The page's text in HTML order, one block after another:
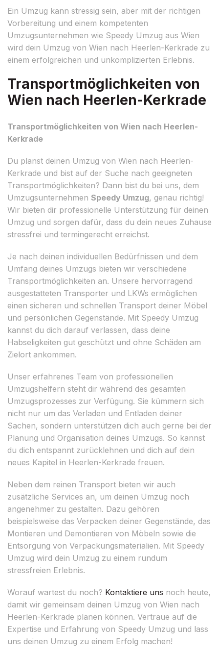
Ein Umzug kann stressig sein, aber mit der richtigen
Vorbereitung und einem kompetenten
Umzugsunternehmen wie Speedy Umzug aus Wien
wird dein Umzug von Wien nach Heerlen-Kerkrade zu
einem erfolgreichen und unkomplizierten Erlebnis.
Transportmöglichkeiten von
Wien nach Heerlen-Kerkrade
Transportmöglichkeiten von Wien nach Heerlen-
Kerkrade
Du planst deinen Umzug von Wien nach Heerlen-
Kerkrade und bist auf der Suche nach geeigneten
Transportmöglichkeiten? Dann bist du bei uns, dem
Umzugsunternehmen Speedy Umzug, genau richtig!
Wir bieten dir professionelle Unterstützung für deinen
Umzug und sorgen dafür, dass du dein neues Zuhause
stressfrei und termingerecht erreichst.
Je nach deinen individuellen Bedürfnissen und dem
Umfang deines Umzugs bieten wir verschiedene
Transportmöglichkeiten an. Unsere hervorragend
ausgestatteten Transporter und LKWs ermöglichen
einen sicheren und schnellen Transport deiner Möbel
und persönlichen Gegenstände. Mit Speedy Umzug
kannst du dich darauf verlassen, dass deine
Habseligkeiten gut geschützt und ohne Schäden am
Zielort ankommen.
Unser erfahrenes Team von professionellen
Umzugshelfern steht dir während des gesamten
Umzugsprozesses zur Verfügung. Sie kümmern sich
nicht nur um das Verladen und Entladen deiner
Sachen, sondern unterstützen dich auch gerne bei der
Planung und Organisation deines Umzugs. So kannst
du dich entspannt zurücklehnen und dich auf dein
neues Kapitel in Heerlen-Kerkrade freuen.
Neben dem reinen Transport bieten wir auch
zusätzliche Services an, um deinen Umzug noch
angenehmer zu gestalten. Dazu gehören
beispielsweise das Verpacken deiner Gegenstände, das
Montieren und Demontieren von Möbeln sowie die
Entsorgung von Verpackungsmaterialien. Mit Speedy
Umzug wird dein Umzug zu einem rundum
stressfreien Erlebnis.
Worauf wartest du noch? Kontaktiere uns noch heute,
damit wir gemeinsam deinen Umzug von Wien nach
Heerlen-Kerkrade planen können. Vertraue auf die
Expertise und Erfahrung von Speedy Umzug und lass
uns deinen Umzug zu einem Erfolg machen!